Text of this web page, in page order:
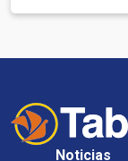
Noticias